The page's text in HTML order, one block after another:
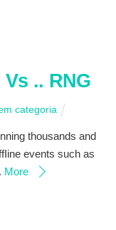
.. RNG
categoria
thousands and
events such as
More